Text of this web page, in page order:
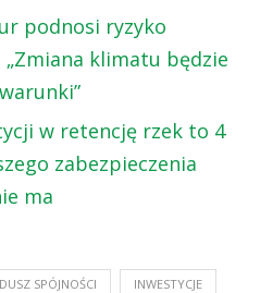
podnosi ryzyko
klimatu będzie
w retencję rzek to 4
zabezpieczenia
ma
SPÓJNOŚCI INWESTYCJE